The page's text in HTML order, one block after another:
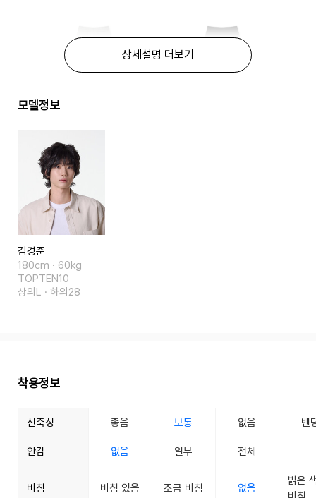
상세설명 더보기
모델정보
김경준
180cm · 60kg
TOPTEN10
상의L · 하의28
착용정보
신축성 좋음 보통 없음 밴
안감 없음 일부 전체
비침 비침 있음 조금 비침 없음
밝은